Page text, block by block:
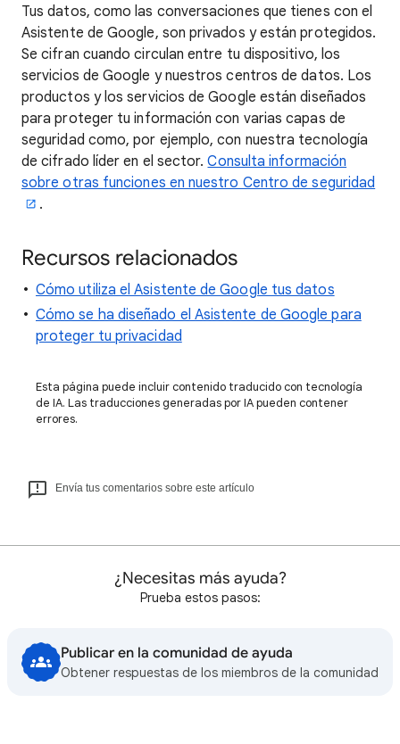
Tus datos, como las conversaciones que tienes con el
Asistente de Google, son privados y están protegidos.
Se cifran cuando circulan entre tu dispositivo, los
servicios de Google y nuestros centros de datos. Los
productos y los servicios de Google están diseñados
para proteger tu información con varias capas de
seguridad como, por ejemplo, con nuestra tecnología
de cifrado líder en el sector.Consulta información
sobre otras funciones en nuestro Centro de seguridad
.
Recursos relacionados
Cómo utiliza el Asistente de Google tus datos
Cómo se ha diseñado el Asistente de Google para
proteger tu privacidad
Esta página puede incluir contenido traducido con tecnología
de IA. Las traducciones generadas por IA pueden contener
errores.
Envía tus comentarios sobre este artículo
¿Necesitas más ayuda?
Prueba estos pasos:
Publicar en la comunidad de ayuda
Obtener respuestas de los miembros de la comunidad